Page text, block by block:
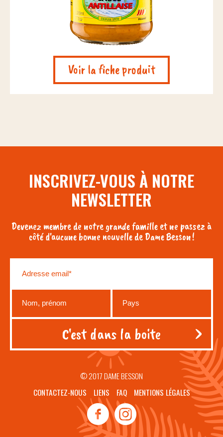
Voir la fiche produit
INSCRIVEZ-VOUS À NOTRE
NEWSLETTER
Devenez membre de notre grande famille et ne passez à
côté d'aucune bonne nouvelle de Dame Besson !
© 2017 DAME BESSON
CONTACTEZ-NOUS
LIENS FAQ MENTIONS LÉGALES